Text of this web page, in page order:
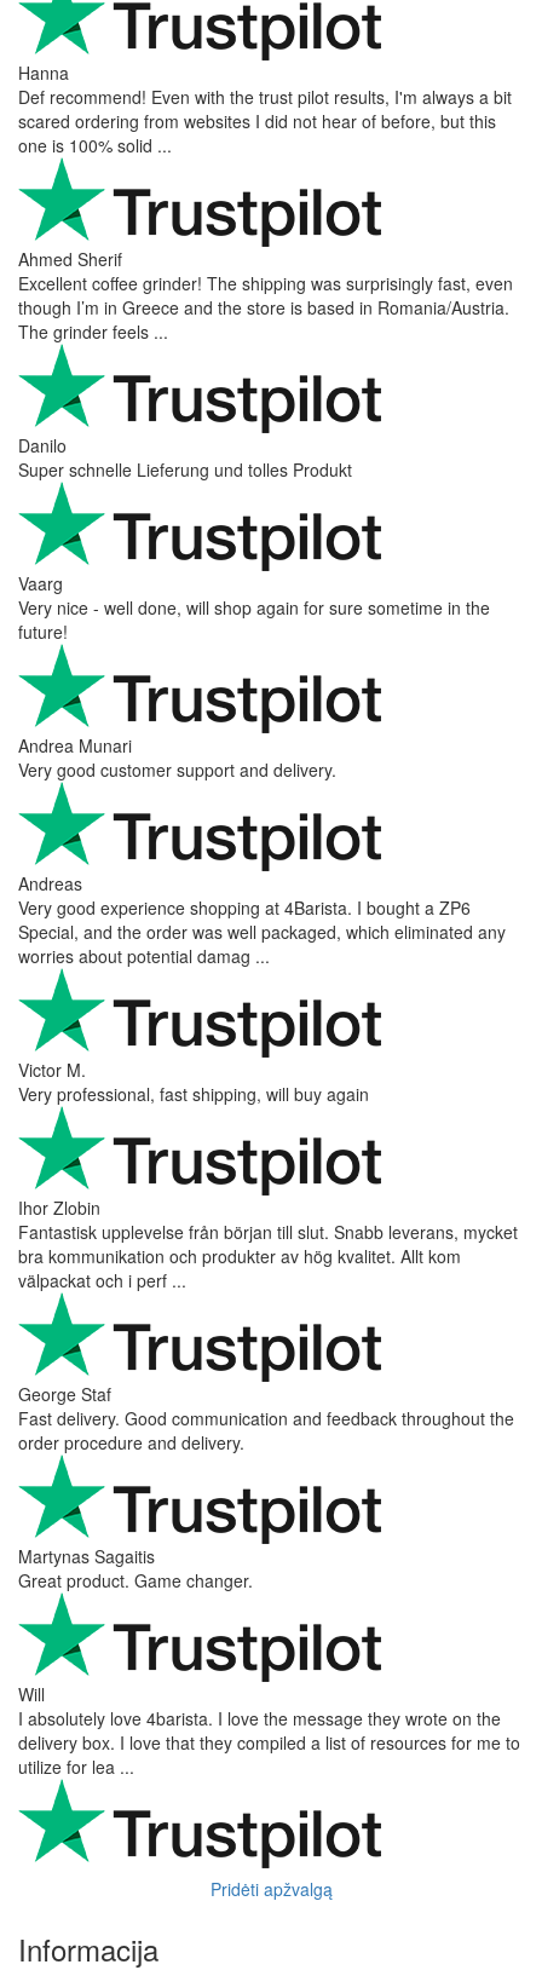
Hanna
Def recommend! Even with the trust pilot results, I'm always a bit
scared ordering from websites I did not hear of before, but this
one is 100% solid ...
Ahmed Sherif
Excellent coffee grinder! The shipping was surprisingly fast, even
though I’m in Greece and the store is based in Romania/Austria.
The grinder feels ...
Danilo
Super schnelle Lieferung und tolles Produkt
Vaarg
Very nice - well done, will shop again for sure sometime in the
future!
Andrea Munari
Very good customer support and delivery.
Andreas
Very good experience shopping at 4Barista. I bought a ZP6
Special, and the order was well packaged, which eliminated any
worries about potential damag ...
Victor M.
Very professional, fast shipping, will buy again
Ihor Zlobin
Fantastisk upplevelse från början till slut. Snabb leverans, mycket
bra kommunikation och produkter av hög kvalitet. Allt kom
välpackat och i perf ...
George Staf
Fast delivery. Good communication and feedback throughout the
order procedure and delivery.
Martynas Sagaitis
Great product. Game changer.
Will
I absolutely love 4barista. I love the message they wrote on the
delivery box. I love that they compiled a list of resources for me to
utilize for lea ...
Pridėti apžvalgą
Informacija